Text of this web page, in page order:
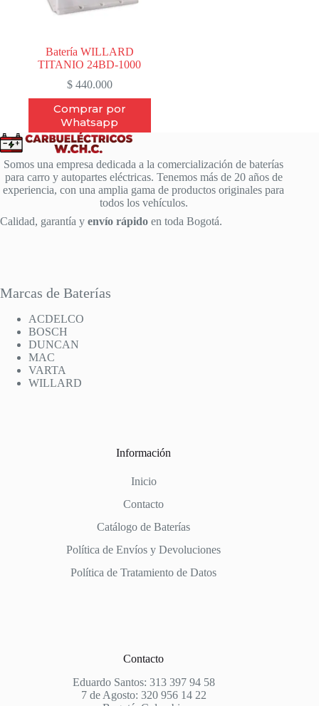
Batería WILLARD
TITANIO 24BD-1000
$440.000
Comprar por
Whatsapp
Somos una empresa dedicada a la comercialización de baterías
para carro y autopartes eléctricas. Tenemos más de 20 años de
experiencia, con una amplia gama de productos originales para
todos los vehículos.
Calidad, garantía y envío rápido en toda Bogotá.
Marcas de Baterías
ACDELCO
BOSCH
DUNCAN
MAC
VARTA
WILLARD
Información
Inicio
Contacto
Catálogo de Baterías
Política de Envíos y Devoluciones
Política de Tratamiento de Datos
Contacto
Eduardo Santos: 313 397 94 58
7 de Agosto: 320 956 14 22